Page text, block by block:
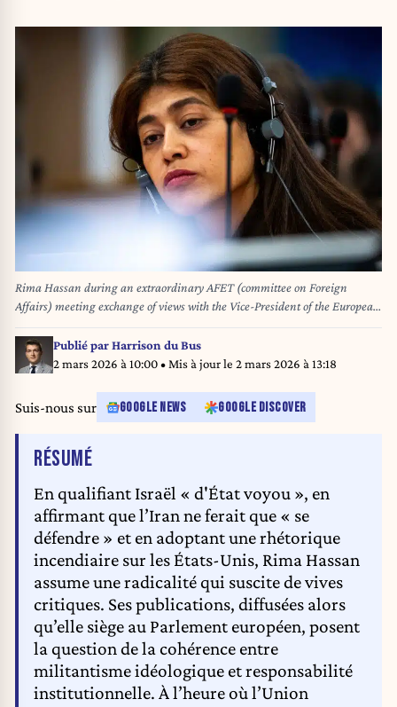
Rima Hassan during an extraordinary AFET (committee on Foreign
Affairs) meeting exchange of views with the Vice-President of the European
Commission and High Representative of the Union for Foreign Affairs and
Security Policy Kaja KALLAS on the situation in Syria in the European
Parliament an institution of the European Union in Brussels in Belgium
Publié parHarrison du Bus
2 mars 2026 à 10:00• Mis à jour le 2 mars 2026 à 13:18
Suis-nous sur GOOGLE NEWS GOOGLE DISCOVER
RÉSUMÉDE L'ARTICLE
En qualifiant Israël « d'État voyou », en
affirmant que l’Iran ne ferait que « se
défendre » et en adoptant une rhétorique
incendiaire sur les États-Unis, Rima Hassan
assume une radicalité qui suscite de vives
critiques. Ses publications, diffusées alors
qu’elle siège au Parlement européen, posent
la question de la cohérence entre
militantisme idéologique et responsabilité
institutionnelle. À l’heure où l’Union